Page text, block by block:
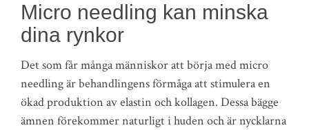
Micro needling kan minska
dina rynkor
Det som får många människor att börja med micro
needling är behandlingens förmåga att stimulera en
ökad produktion av elastin och kollagen. Dessa bägge
ämnen förekommer naturligt i huden och är nycklarna